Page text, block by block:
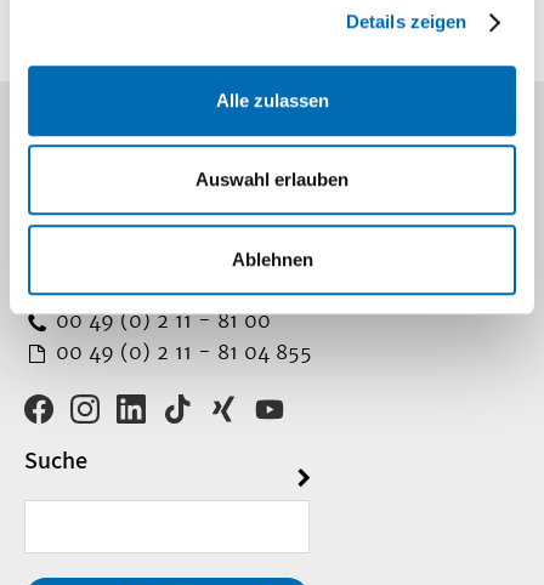
Details zeigen
Alle zulassen
Auswahl erlauben
Ablehnen
Kontakt
Moorenstr. 5
00 49 (0) 2 11 - 81 00
00 49 (0) 2 11 - 81 04 855
Suche